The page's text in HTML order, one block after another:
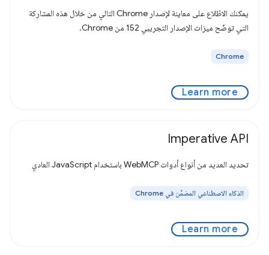
يمكنك الاطّلاع على معاينة لإصدار Chrome التالي من خلال هذه المشاركة
التي توضّح ميزات الإصدار التجريبي 152 من Chrome.
Chrome
Learn more
Imperative API
تحديد العديد من أنواع أدوات WebMCP باستخدام JavaScript العادي
الذكاء الاصطناعي المضمَّن في Chrome
Learn more